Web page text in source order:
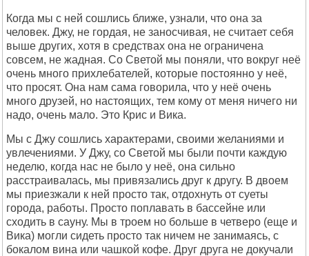
Когда мы с ней сошлись ближе, узнали, что она за
человек. Джу, не гордая, не заносчивая, не считает себя
выше других, хотя в средствах она не ограничена
совсем, не жадная. Со Светой мы поняли, что вокруг неё
очень много прихлебателей, которые постоянно у неё,
что просят. Она нам сама говорила, что у неё очень
много друзей, но настоящих, тем кому от меня ничего ни
надо, очень мало. Это Крис и Вика.
Мы с Джу сошлись характерами, своими желаниями и
увлечениями. У Джу, со Светой мы были почти каждую
неделю, когда нас не было у неё, она сильно
расстраивалась, мы привязались друг к другу. В двоем
мы приезжали к ней просто так, отдохнуть от суеты
города, работы. Просто поплавать в бассейне или
сходить в сауну. Мы в троем но больше в четверо (еще и
Вика) могли сидеть просто так ничем не занимаясь, с
бокалом вина или чашкой кофе. Друг друга не докучали